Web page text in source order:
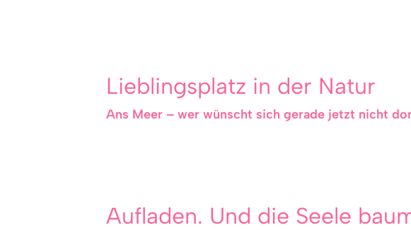
Lieblingsplatz in der Natur
Ans Meer – wer wünscht sich gerade jetzt nicht
Aufladen. Und die Seele